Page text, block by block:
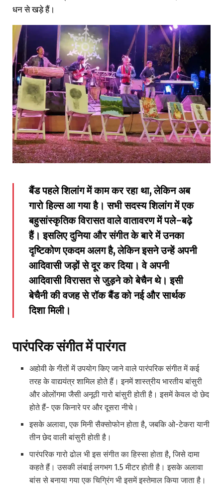
धन से खड़े हैं।
बैंड पहले शिलांग में काम कर रहा था,लेकिन अब
गारो हिल्स आ गया है। सभी सदस्य शिलांग में एक
बहुसांस्कृतिक विरासत वाले वातावरण में पले-बढ़े
हैं। इसलिए दुनिया और संगीत के बारे में उनका
दृष्टिकोण एकदम अलग है,लेकिन इसने उन्हें अपनी
आदिवासी जड़ों से दूर कर दिया। वे अपनी
आदिवासी विरासत से जुड़ने को बेचैन थे। इसी
बेचैनी की वजह से रॉक बैंड को नई और सार्थक
दिशा मिली।
पारंपरिक संगीत में पारंगत
अहोवी के गीतों में उपयोग किए जाने वाले पारंपरिक संगीत में कई
तरह के वाद्ययंत्र शामिल होते हैं। इनमें शास्त्रीय भारतीय बांसुरी
और ओलोंगमा जैसी अनूठी गारो बांसुरी होती है। इसमें केवल दो छेद
होते हैं- एक किनारे पर और दूसरा नीचे।
इसके अलावा, एक मिनी सैक्सोफोन होता है, जबकि ओ-टेकरा यानी
तीन छेद वाली बांसुरी होती है।
पारंपरिक गारो ढोल भी इस संगीत का हिस्सा होता है, जिसे दामा
कहते हैं। उसकी लंबाई लगभग 1.5 मीटर होती है। इसके अलावा
बांस से बनाया गया एक चिग्रिंग भी इसमें इस्तेमाल किया जाता है।